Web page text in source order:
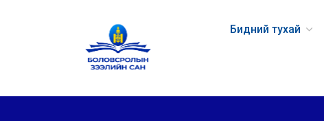
Бидний тухай